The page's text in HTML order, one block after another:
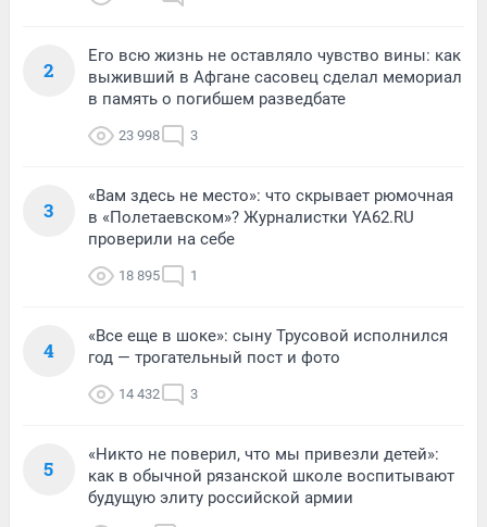
2
Его всю жизнь не оставляло чувство вины: как
выживший в Афгане сасовец сделал мемориал
в память о погибшем разведбате
23 998 3
3
«Вам здесь не место»: что скрывает рюмочная
в «Полетаевском»? Журналистки YA62.RU
проверили на себе
18 895 1
4
«Все еще в шоке»: сыну Трусовой исполнился
год — трогательный пост и фото
14 432 3
5
«Никто не поверил, что мы привезли детей»:
как в обычной рязанской школе воспитывают
будущую элиту российской армии